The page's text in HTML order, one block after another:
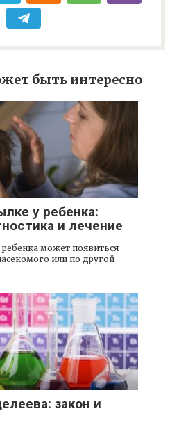
быть интересно
у ребенка:
и лечение
может появиться
или по другой
закон и